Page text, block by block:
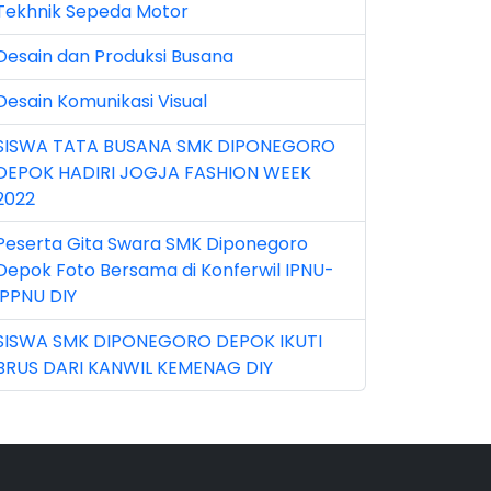
2026 (5)
2023 (8)
2024 (1)
2026 (3)
2026 (16)
2022 (101)
2023 (5)
2025 (15)
2024 (2)
Sepeda Motor
dan Produksi Busana
Komunikasi Visual
TATA BUSANA SMK DIPONEGORO
HADIRI JOGJA FASHION WEEK
Gita Swara SMK Diponegoro
Foto Bersama di Konferwil IPNU-
DIY
SMK DIPONEGORO DEPOK IKUTI
DARI KANWIL KEMENAG DIY